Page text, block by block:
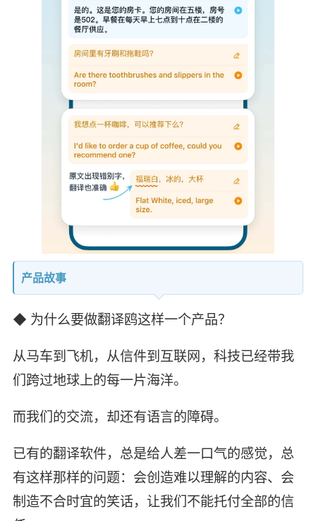
产品故事
◆ 为什么要做翻译鸥这样一个产品？
从马车到飞机，从信件到互联网，科技已经带我
们跨过地球上的每一片海洋。
而我们的交流，却还有语言的障碍。
已有的翻译软件，总是给人差一口气的感觉，总
有这样那样的问题：会创造难以理解的内容、会
制造不合时宜的笑话，让我们不能托付全部的信